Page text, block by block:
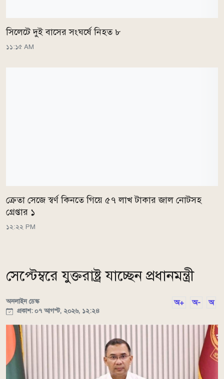
সিলেটে দুই বাসের সংঘর্ষে নিহত ৮
১১:১৫ AM
ক্রেতা সেজে স্বর্ণ কিনতে গিয়ে ৫৭ লাখ টাকার জাল নোটসহ
গ্রেপ্তার ১
১২:২২ PM
সেপ্টেম্বরে যুক্তরাষ্ট্র যাচ্ছেন প্রধানমন্ত্রী
অনলাইন ডেস্ক
প্রকাশ: ০৭ আগস্ট, ২০২৬, ১২:২৪
অ+ অ- অ